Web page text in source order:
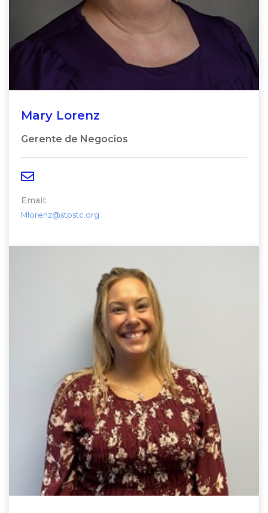
Mary Lorenz
Gerente de Negocios
Email:
Mlorenz@stpstc.org